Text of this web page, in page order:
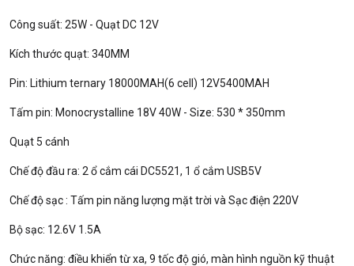
Công suất: 25W - Quạt DC 12V
Kích thước quạt: 340MM
Pin: Lithium ternary 18000MAH(6 cell) 12V5400MAH
Tấm pin: Monocrystalline 18V 40W - Size: 530 * 350mm
Quạt 5 cánh
Chế độ đầu ra: 2 ổ cắm cái DC5521, 1 ổ cắm USB5V
Chế độ sạc : Tấm pin năng lượng mặt trời và Sạc điện 220V
Bộ sạc: 12.6V 1.5A
Chức năng: điều khiển từ xa, 9 tốc độ gió, màn hình nguồn kỹ thuật